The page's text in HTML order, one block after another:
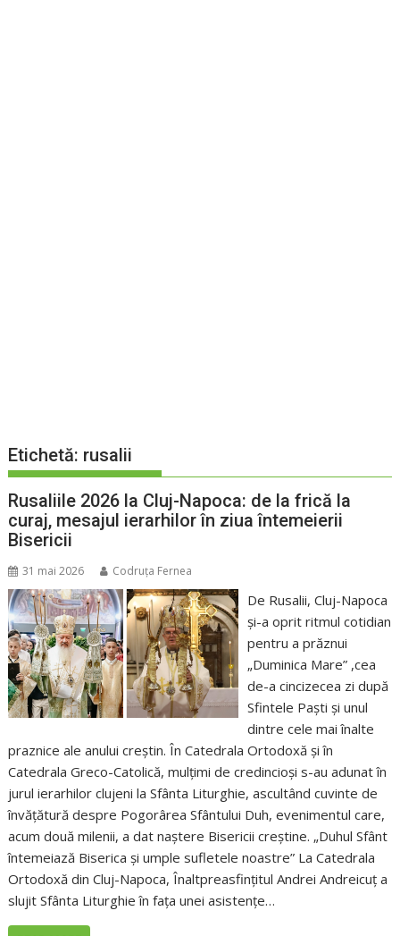
Etichetă: rusalii
Rusaliile 2026 la Cluj-Napoca: de la frică la
curaj, mesajul ierarhilor în ziua întemeierii
Bisericii
31 mai 2026 Codruța Fernea
De Rusalii, Cluj-Napoca
și-a oprit ritmul cotidian
pentru a prăznui
„Duminica Mare” ,cea
de-a cincizecea zi după
Sfintele Paști și unul
dintre cele mai înalte
praznice ale anului creștin. În Catedrala Ortodoxă și în
Catedrala Greco-Catolică, mulțimi de credincioși s-au adunat în
jurul ierarhilor clujeni la Sfânta Liturghie, ascultând cuvinte de
învățătură despre Pogorârea Sfântului Duh, evenimentul care,
acum două milenii, a dat naștere Bisericii creștine. „Duhul Sfânt
întemeiază Biserica și umple sufletele noastre” La Catedrala
Ortodoxă din Cluj-Napoca, Înaltpreasfințitul Andrei Andreicuț a
slujit Sfânta Liturghie în fața unei asistenţe…